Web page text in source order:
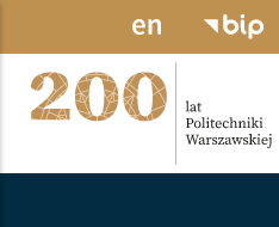
Przejdź do treści